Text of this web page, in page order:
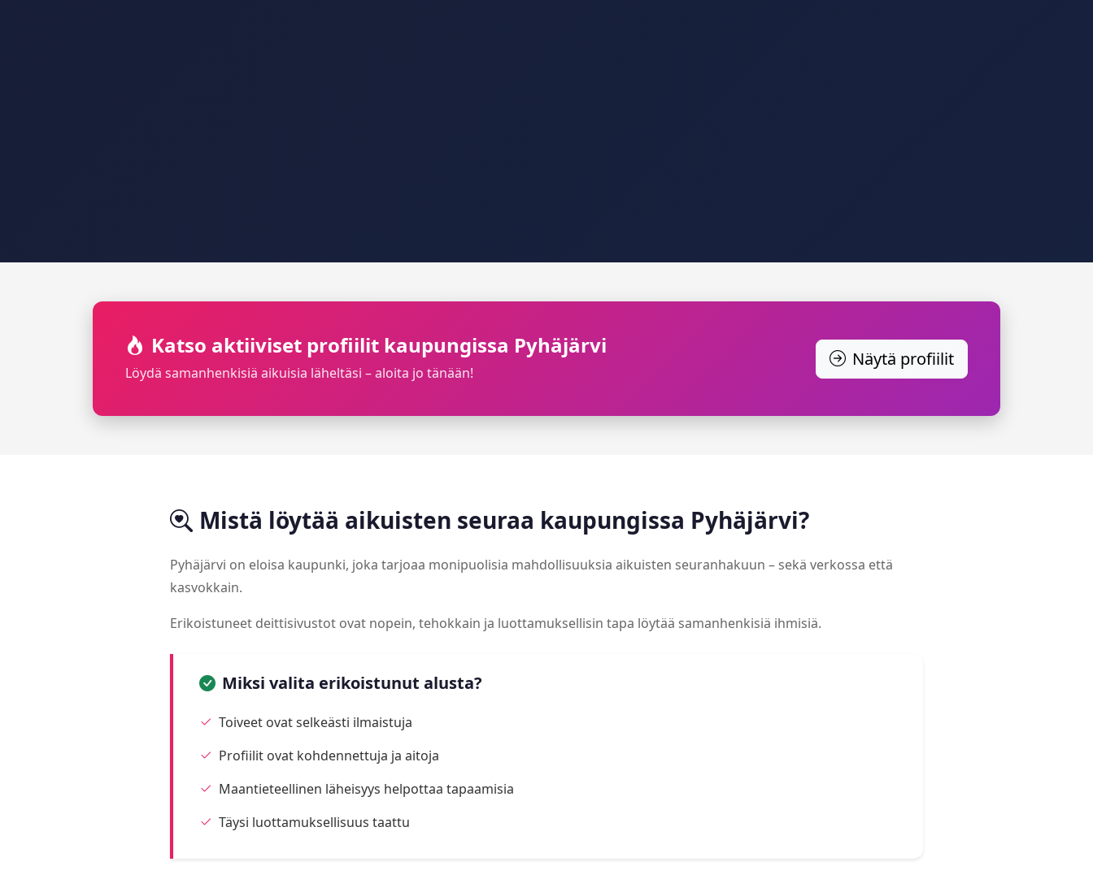
Katso aktiiviset profiilit kaupungissa Pyhäjärvi
Löydä samanhenkisiä aikuisia läheltäsi – aloita jo tänään!
Näytä profiilit
Mistä löytää aikuisten seuraa kaupungissa Pyhäjärvi?
Pyhäjärvi on eloisa kaupunki, joka tarjoaa monipuolisia mahdollisuuksia aikuisten seuranhakuun – sekä verkossa että
kasvokkain.
Erikoistuneet deittisivustot ovat nopein, tehokkain ja luottamuksellisin tapa löytää samanhenkisiä ihmisiä.
Miksi valita erikoistunut alusta?
Toiveet ovat selkeästi ilmaistuja
Profiilit ovat kohdennettuja ja aitoja
Maantieteellinen läheisyys helpottaa tapaamisia
Täysi luottamuksellisuus taattu